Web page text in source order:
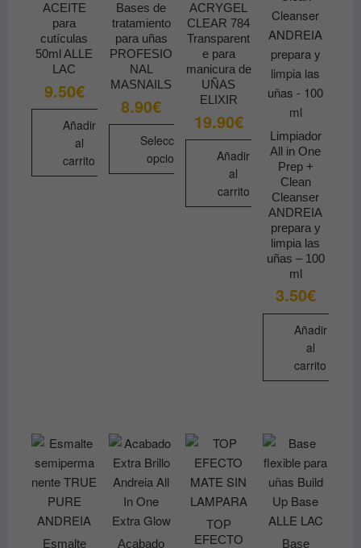
ACEITE
para
cutículas
50ml ALLE
LAC
9.50€
Añadir
al
carrito
Bases de
tratamiento
para uñas
PROFESIO
NAL
MASNAILS
8.90€
Seleccionar
opciones
producto
producto
ACRYGEL
CLEAR 784
Transparent
e para
manicura de
UÑAS
ELIXIR
19.90€
Añadir
al
carrito
Limpiador
All in One
Prep +
Clean
Cleanser
ANDREIA
prepara y
limpia las
uñas – 100
ml
3.50€
Añadir
al
carrito
Esmalte Acabado
TOP
EFECTO
Base